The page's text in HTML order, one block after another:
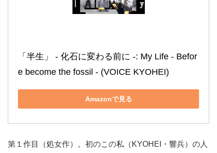
「半生」 ‐ 化石に変わる前に ‐: My Life ‐ Befor
e become the fossil ‐ (VOICE KYOHEI)
Amazonで見る
第１作目（処女作）。初のこの私（KYOHEI・響兵）の人